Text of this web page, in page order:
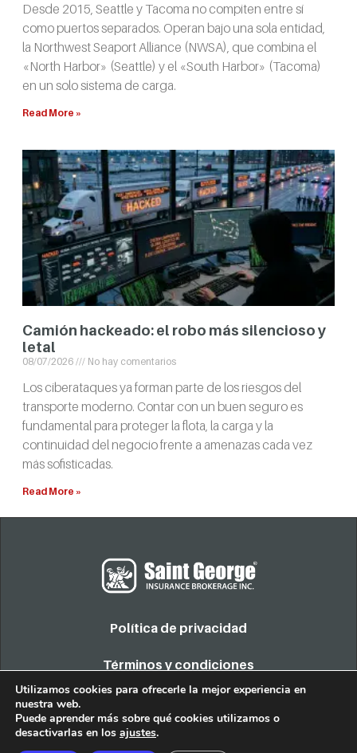
Desde 2015, Seattle y Tacoma no compiten entre sí
como puertos separados. Operan bajo una sola entidad,
la Northwest Seaport Alliance (NWSA), que combina el
«North Harbor» (Seattle) y el «South Harbor» (Tacoma)
en un solo sistema de carga.
Read More »
Camión hackeado: el robo más silencioso y
letal
08/07/2026 No hay comentarios
Los ciberataques ya forman parte de los riesgos del
transporte moderno. Contar con un buen seguro es
fundamental para proteger la flota, la carga y la
continuidad del negocio frente a amenazas cada vez
más sofisticadas.
Read More »
Política de privacidad
Términos y condiciones
COPYRIGHT 2022. TODOS LOS DERECHOS RESERVADOS
Utilizamos cookies para ofrecerle la mejor experiencia en
nuestra web.
Puede aprender más sobre qué cookies utilizamos o
desactivarlas en los ajustes.